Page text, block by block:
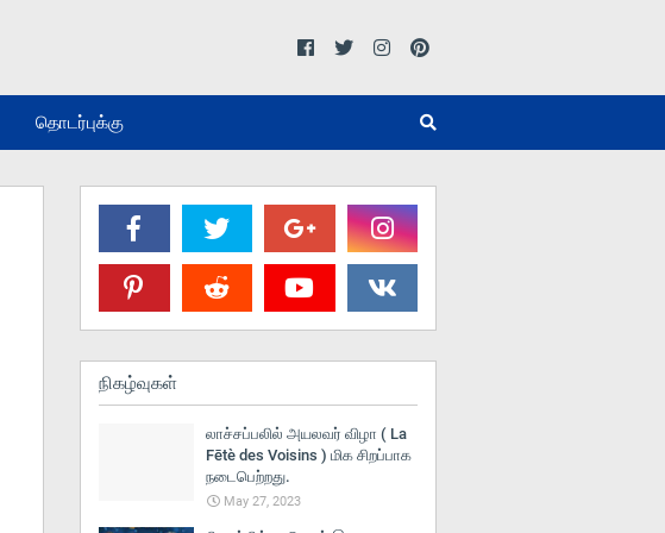
தொடர்புக்கு
நிகழ்வுகள்
லாச்சப்பலில் அயலவர் விழா ( La
Fētè des Voisins ) மிக சிறப்பாக
நடைபெற்றது.
May 27, 2023